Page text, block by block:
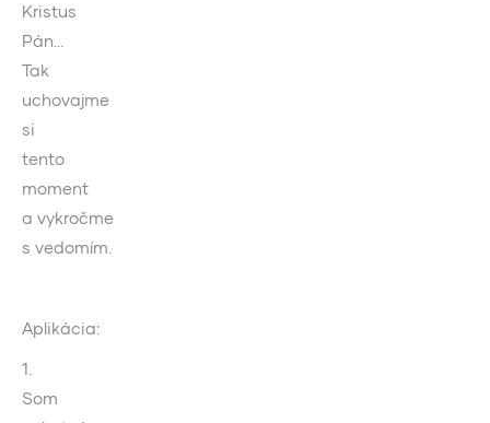
Kristus
Pán…
Tak
uchovajme
si
tento
moment
a vykročme
s vedomím.
Aplikácia:
1.
Som